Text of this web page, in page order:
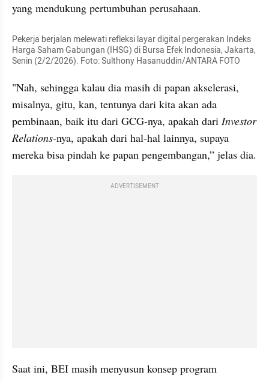
yang mendukung pertumbuhan perusahaan.
Pekerja berjalan melewati refleksi layar digital pergerakan Indeks
Harga Saham Gabungan (IHSG) di Bursa Efek Indonesia, Jakarta,
Senin (2/2/2026). Foto: Sulthony Hasanuddin/ANTARA FOTO
"Nah, sehingga kalau dia masih di papan akselerasi,
misalnya, gitu, kan, tentunya dari kita akan ada
pembinaan, baik itu dari GCG-nya, apakah dari Investor
Relations-nya, apakah dari hal-hal lainnya, supaya
mereka bisa pindah ke papan pengembangan,” jelas dia.
ADVERTISEMENT
Saat ini, BEI masih menyusun konsep program